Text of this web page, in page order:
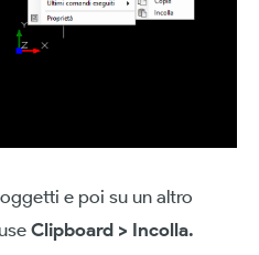
e poi su un altro
Clipboard > Incolla.